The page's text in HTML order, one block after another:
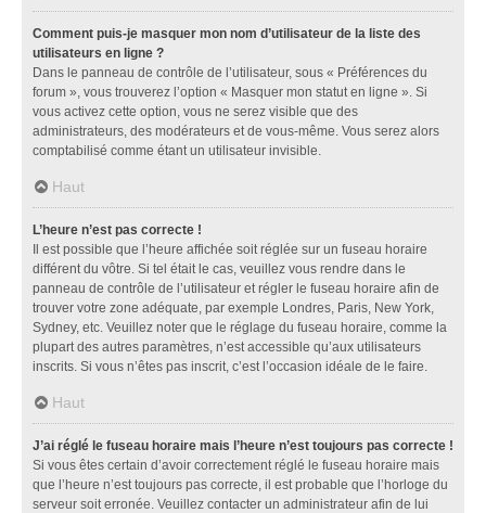
Comment puis-je masquer mon nom d’utilisateur de la liste des
utilisateurs en ligne ?
Dans le panneau de contrôle de l’utilisateur, sous « Préférences du
forum », vous trouverez l’option « Masquer mon statut en ligne ». Si
vous activez cette option, vous ne serez visible que des
administrateurs, des modérateurs et de vous-même. Vous serez alors
comptabilisé comme étant un utilisateur invisible.
Haut
L’heure n’est pas correcte !
Il est possible que l’heure affichée soit réglée sur un fuseau horaire
différent du vôtre. Si tel était le cas, veuillez vous rendre dans le
panneau de contrôle de l’utilisateur et régler le fuseau horaire afin de
trouver votre zone adéquate, par exemple Londres, Paris, New York,
Sydney, etc. Veuillez noter que le réglage du fuseau horaire, comme la
plupart des autres paramètres, n’est accessible qu’aux utilisateurs
inscrits. Si vous n’êtes pas inscrit, c’est l’occasion idéale de le faire.
Haut
J’ai réglé le fuseau horaire mais l’heure n’est toujours pas correcte !
Si vous êtes certain d’avoir correctement réglé le fuseau horaire mais
que l’heure n’est toujours pas correcte, il est probable que l’horloge du
serveur soit erronée. Veuillez contacter un administrateur afin de lui